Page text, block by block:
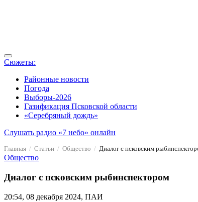
Сюжеты:
Районные новости
Погода
Выборы-2026
Газификация Псковской области
«Серебряный дождь»
Слушать радио «7 небо» онлайн
Главная Статьи Общество Диалог с псковским
Общество
Диалог с псковским рыбинспектором
20:54, 08 декабря 2024, ПАИ